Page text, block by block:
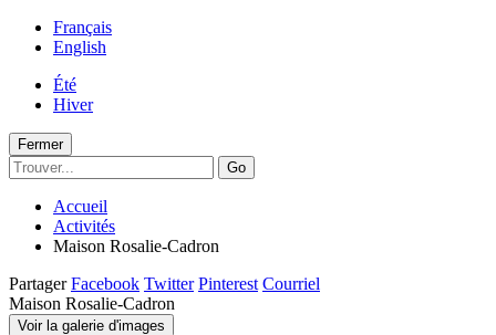
Français
English
Été
Hiver
Fermer
Go
Accueil
Activités
Maison Rosalie-Cadron
Partager Facebook Twitter Pinterest Courriel
Maison Rosalie-Cadron
Voir la galerie d'images